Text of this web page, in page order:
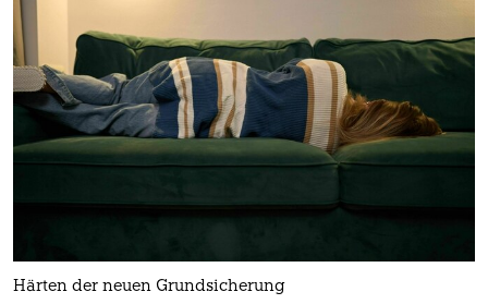
Härten der neuen Grundsicherung